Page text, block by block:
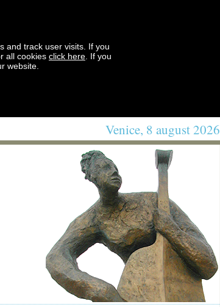
and track user visits. If you
all cookies click here . If you
website.
Venice, 8 august 2026